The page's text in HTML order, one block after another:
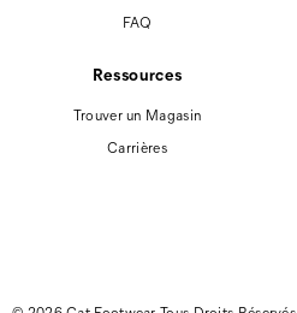
FAQ
Ressources
Trouver un Magasin
Carrières